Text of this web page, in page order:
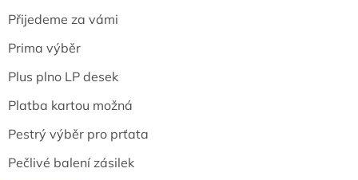
Přijedeme za vámi
Prima výběr
Plus plno LP desek
Platba kartou možná
Pestrý výběr pro prťata
Pečlivé balení zásilek